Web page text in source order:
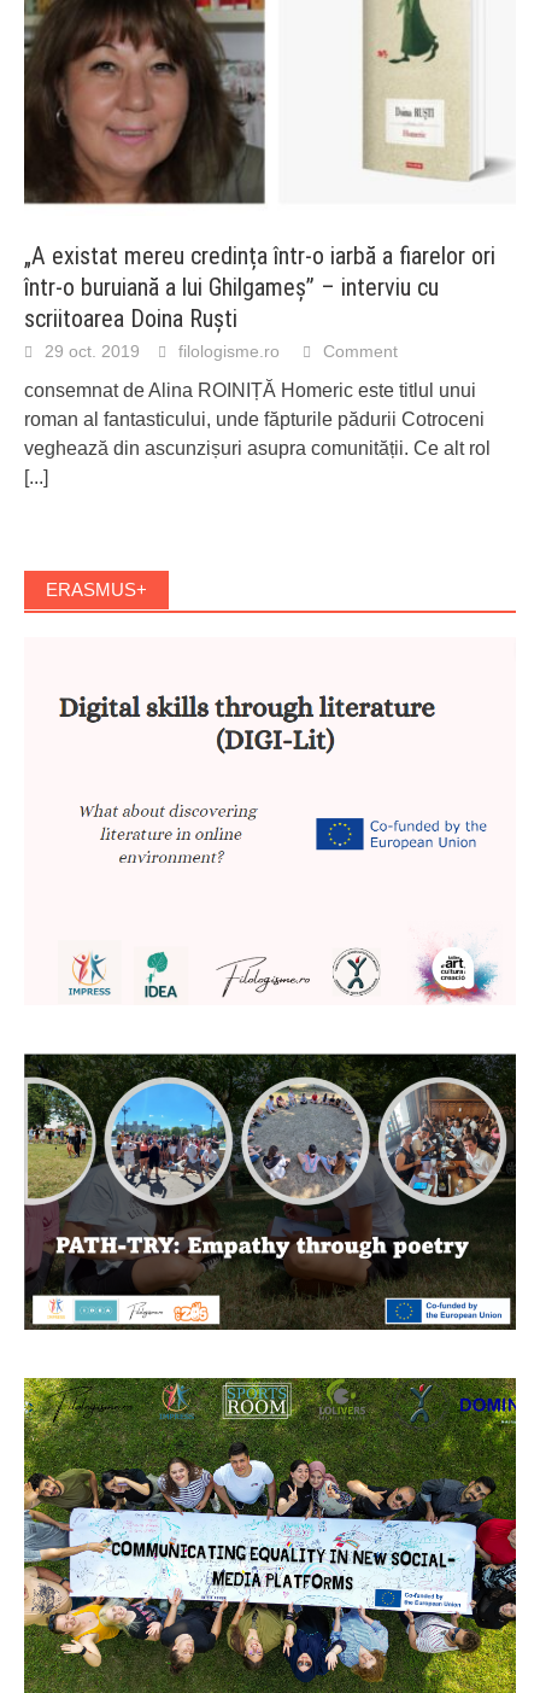
„A existat mereu credința într-o iarbă a fiarelor ori
într-o buruiană a lui Ghilgameș” – interviu cu
scriitoarea Doina Ruști
29 oct. 2019 filologisme.ro Comment
consemnat de Alina ROINIȚĂ Homeric este titlul unui
roman al fantasticului, unde făpturile pădurii Cotroceni
veghează din ascunzișuri asupra comunității. Ce alt rol
[...]
ERASMUS+